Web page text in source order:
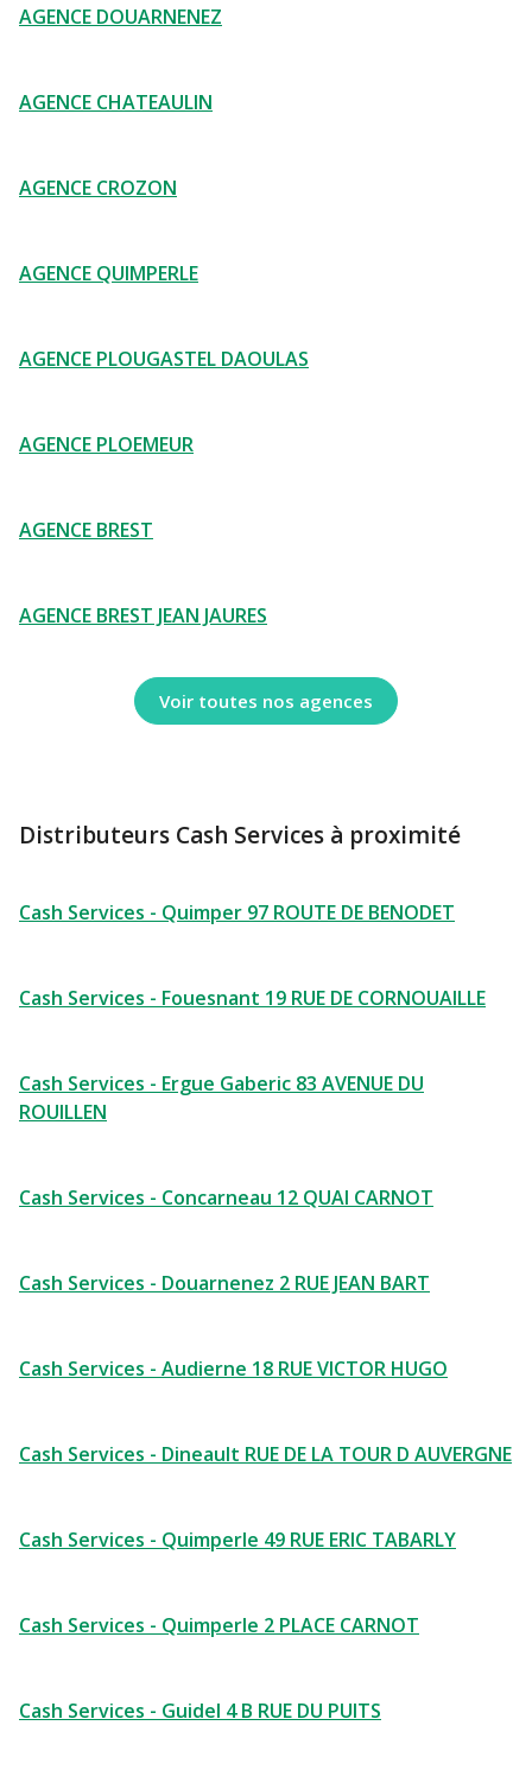
AGENCE DOUARNENEZ
AGENCE CHATEAULIN
AGENCE CROZON
AGENCE QUIMPERLE
AGENCE PLOUGASTEL DAOULAS
AGENCE PLOEMEUR
AGENCE BREST
AGENCE BREST JEAN JAURES
Voir toutes nos agences
Distributeurs Cash Services à proximité
Cash Services - Quimper 97 ROUTE DE BENODET
Cash Services - Fouesnant 19 RUE DE CORNOUAILLE
Cash Services - Ergue Gaberic 83 AVENUE DU
ROUILLEN
Cash Services - Concarneau 12 QUAI CARNOT
Cash Services - Douarnenez 2 RUE JEAN BART
Cash Services - Audierne 18 RUE VICTOR HUGO
Cash Services - Dineault RUE DE LA TOUR D AUVERGNE
Cash Services - Quimperle 49 RUE ERIC TABARLY
Cash Services - Quimperle 2 PLACE CARNOT
Cash Services - Guidel 4 B RUE DU PUITS